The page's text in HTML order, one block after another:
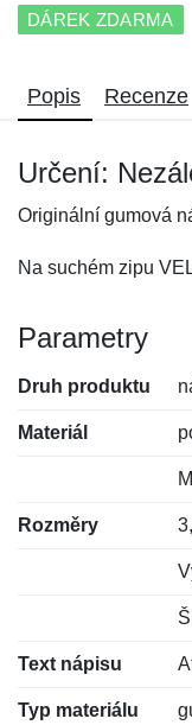
DÁREK ZDARMA
Popis Recenze
Určení:
Originální gumová
Na suchém zipu
Parametry
Druh produktu
Materiál
Rozměry
Text nápisu
Typ materiálu